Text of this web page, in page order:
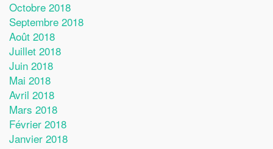
Octobre 2018
Septembre 2018
Août 2018
Juillet 2018
Juin 2018
Mai 2018
Avril 2018
Mars 2018
Février 2018
Janvier 2018